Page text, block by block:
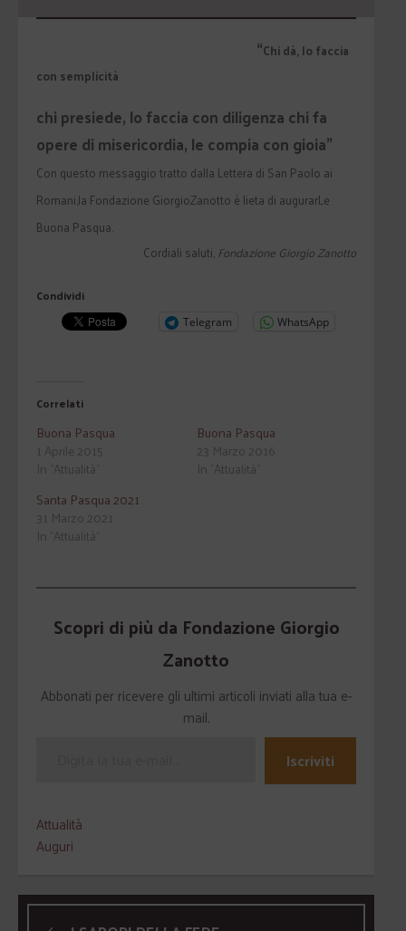
“Chi dà, lo faccia
con semplicità
chi presiede, lo faccia con diligenza chi fa
opere di misericordia, le compia con gioia”
Con questo messaggio tratto dalla Lettera di San Paolo ai
Romani,la Fondazione GiorgioZanotto è lieta di augurarLe
Buona Pasqua.
Cordiali saluti,Fondazione Giorgio Zanotto
Condividi
Telegram WhatsApp
Correlati
Buona Pasqua
1 Aprile 2015
In "Attualità"
Buona Pasqua
23 Marzo 2016
In "Attualità"
Santa Pasqua 2021
31 Marzo 2021
In "Attualità"
Scopri di più da Fondazione Giorgio
Zanotto
Abbonati per ricevere gli ultimi articoli inviati alla tua e-
mail.
Iscriviti
Attualità
Auguri